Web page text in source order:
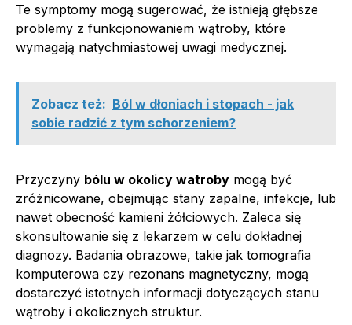
Te symptomy mogą sugerować, że istnieją głębsze
problemy z funkcjonowaniem wątroby, które
wymagają natychmiastowej uwagi medycznej.
Zobacz też: Ból w dłoniach i stopach - jak
sobie radzić z tym schorzeniem?
Przyczyny bólu w okolicy watroby mogą być
zróżnicowane, obejmując stany zapalne, infekcje, lub
nawet obecność kamieni żółciowych. Zaleca się
skonsultowanie się z lekarzem w celu dokładnej
diagnozy. Badania obrazowe, takie jak tomografia
komputerowa czy rezonans magnetyczny, mogą
dostarczyć istotnych informacji dotyczących stanu
wątroby i okolicznych struktur.